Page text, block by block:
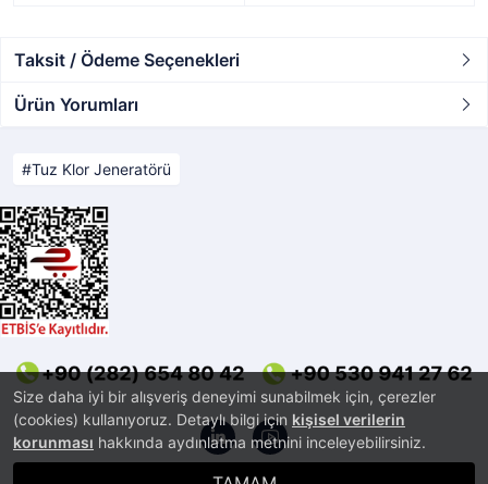
Size daha iyi bir alışveriş deneyimi sunabilmek için, çerezler
(cookies) kullanıyoruz. Detaylı bilgi için kişisel verilerin
korunması hakkında aydınlatma metnini inceleyebilirsiniz.
Taksit / Ödeme Seçenekleri
Ürün Yorumları
Tuz Klor Jeneratörü